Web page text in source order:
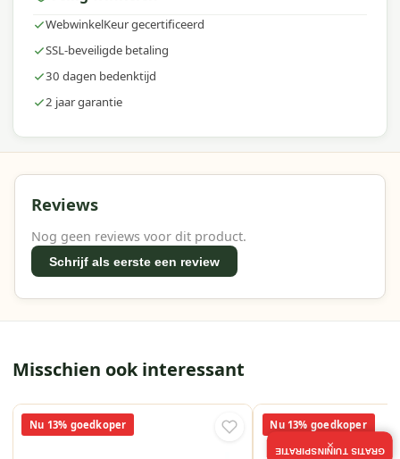
WebwinkelKeur gecertificeerd
SSL-beveiligde betaling
30 dagen bedenktijd
2 jaar garantie
Reviews
Nog geen reviews voor dit product.
Schrijf als eerste een review
Misschien ook interessant
Nu 13% goedkoper Nu 13% goedkoper
GRATIS TUININSPIRATIE
×